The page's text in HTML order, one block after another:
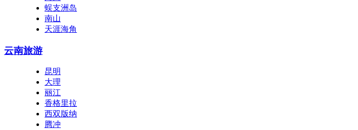
蜈支洲岛
南山
天涯海角
云南旅游
昆明
大理
丽江
香格里拉
西双版纳
腾冲